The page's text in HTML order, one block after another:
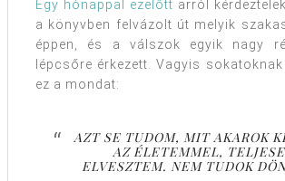
Egy hónappal ezelőtt arról
a könyvben felvázolt út melyik
éppen, és a válszok egyik nagy
lépcsőre érkezett. Vagyis
ez a mondat:
AZT SE TUDOM, MIT AKAROK
AZ ÉLETEMMEL,
ELVESZTEM. NEM TUDOK